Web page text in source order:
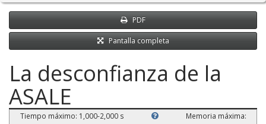
PDF
Pantalla completa
La desconfianza de la
ASALE
Tiempo máximo: 1,000-2,000 s
Memoria máxima: